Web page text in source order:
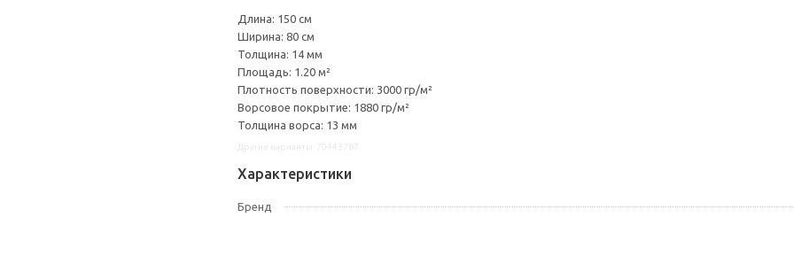
Длина: 150 см
Ширина: 80 см
Толщина: 14 мм
Площадь: 1.20 м²
Плотность поверхности: 3000 гр/м²
Ворсовое покрытие: 1880 гр/м²
Толщина ворса: 13 мм
Характеристики
Бренд